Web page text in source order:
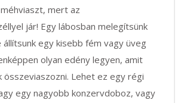
mert az
jár! Egy lábosban melegítsünk
egy kisebb fém vagy üveg
olyan edény legyen, amit
összeviaszozni. Lehet ez egy régi
egy nagyobb konzervdoboz, vagy